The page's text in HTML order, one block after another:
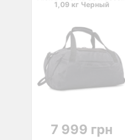
1,09 кг Черный
7 999 грн